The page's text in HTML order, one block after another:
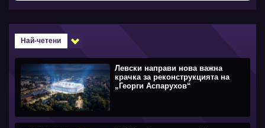
Най-четени
Левски направи нова важна
крачка за реконструкцията на
„Георги Аспарухов“